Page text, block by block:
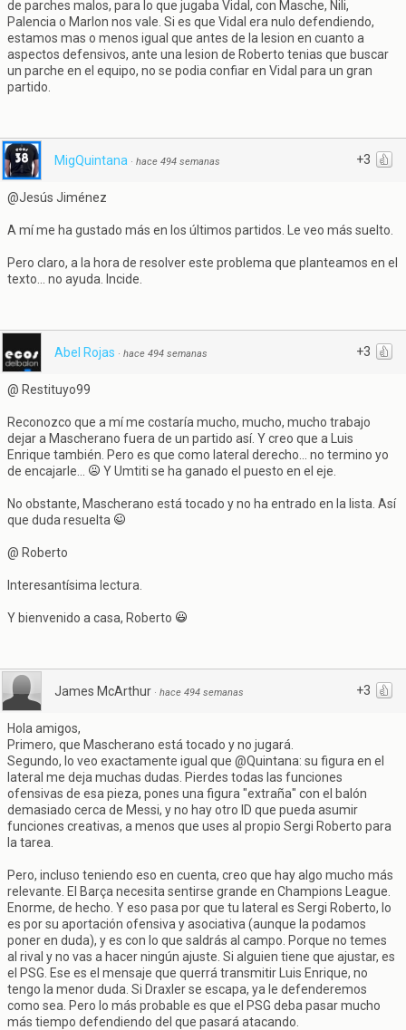
de parches malos, para lo que jugaba Vidal, con Masche, Nili,
Palencia o Marlon nos vale. Si es que Vidal era nulo defendiendo,
estamos mas o menos igual que antes de la lesion en cuanto a
aspectos defensivos, ante una lesion de Roberto tenias que buscar
un parche en el equipo, no se podia confiar en Vidal para un gran
partido.
+3
MigQuintana · hace 494 semanas
@Jesús Jiménez
A mí me ha gustado más en los últimos partidos. Le veo más suelto.
Pero claro, a la hora de resolver este problema que planteamos en el
texto... no ayuda. Incide.
+3
Abel Rojas · hace 494 semanas
@ Restituyo99
Reconozco que a mí me costaría mucho, mucho, mucho trabajo
dejar a Mascherano fuera de un partido así. Y creo que a Luis
Enrique también. Pero es que como lateral derecho... no termino yo
de encajarle...
Y Umtiti se ha ganado el puesto en el eje.
No obstante, Mascherano está tocado y no ha entrado en la lista. Así
que duda resuelta
@ Roberto
Interesantísima lectura.
Y bienvenido a casa, Roberto
+3
James McArthur · hace 494 semanas
Hola amigos,
Primero, que Mascherano está tocado y no jugará.
Segundo, lo veo exactamente igual que @Quintana: su figura en el
lateral me deja muchas dudas. Pierdes todas las funciones
ofensivas de esa pieza, pones una figura "extraña" con el balón
demasiado cerca de Messi, y no hay otro ID que pueda asumir
funciones creativas, a menos que uses al propio Sergi Roberto para
la tarea.
Pero, incluso teniendo eso en cuenta, creo que hay algo mucho más
relevante. El Barça necesita sentirse grande en Champions League.
Enorme, de hecho. Y eso pasa por que tu lateral es Sergi Roberto, lo
es por su aportación ofensiva y asociativa (aunque la podamos
poner en duda), y es con lo que saldrás al campo. Porque no temes
al rival y no vas a hacer ningún ajuste. Si alguien tiene que ajustar, es
el PSG. Ese es el mensaje que querrá transmitir Luis Enrique, no
tengo la menor duda. Si Draxler se escapa, ya le defenderemos
como sea. Pero lo más probable es que el PSG deba pasar mucho
más tiempo defendiendo del que pasará atacando.